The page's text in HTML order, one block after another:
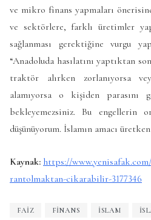
ve mikro finans yapmaları
ve sektörlere, farklı üretimler
sağlanması gerektiğine vurgu
“Anadoluda hasılatını yaptıktan
traktör alırken zorlanıyorsa
alamıyorsa o kişiden parasını
bekleyemezsiniz. Bu engellerin
düşünüyorum. İslamın amacı
Kaynak: https://
rantolmaktan-cikarabilir-3177346
FAIZ FINANS İSLAM